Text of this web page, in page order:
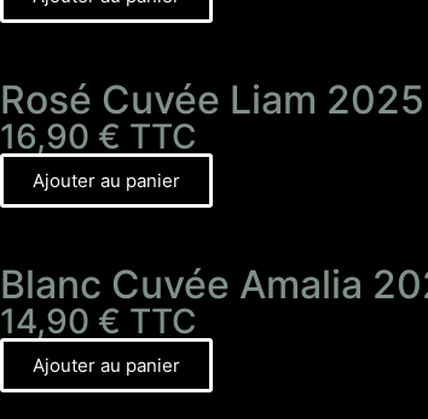
Rosé Cuvée Liam 2025
16,90 € TTC
Ajouter au panier
Blanc Cuvée Amalia
14,90 € TTC
Ajouter au panier